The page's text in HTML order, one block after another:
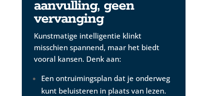
aanvulling, geen
vervanging
Kunstmatige intelligentie klinkt
misschien spannend, maar het biedt
vooral kansen. Denk aan:
Een ontruimingsplan dat je onderweg
kunt beluisteren in plaats van lezen.